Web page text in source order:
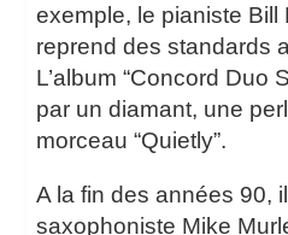
exemple, le pianiste Bill
reprend des standards
L’album “Concord Duo
par un diamant, une
morceau “Quietly”.
A la fin des années 90,
saxophoniste Mike